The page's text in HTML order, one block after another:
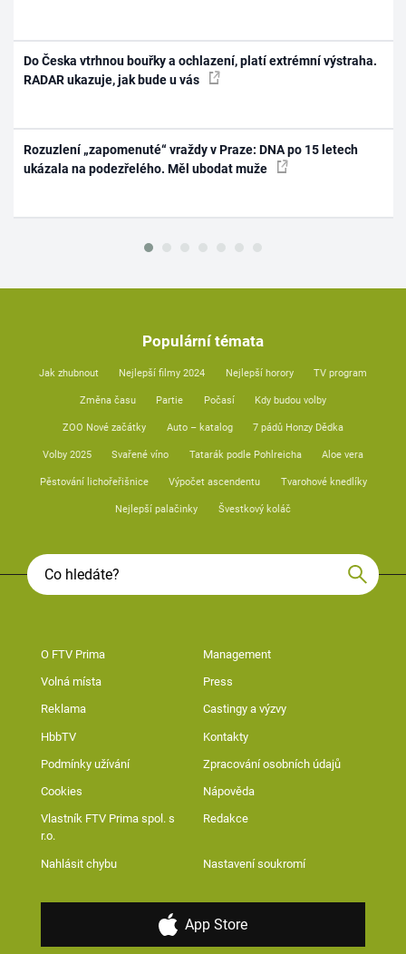
Do Česka vtrhnou bouřky a ochlazení, platí extrémní výstraha.
RADAR ukazuje, jak bude u vás
Rozuzlení „zapomenuté“ vraždy v Praze: DNA po 15 letech
ukázala na podezřelého. Měl ubodat muže
Populární témata
Jak zhubnout Nejlepší filmy 2024 Nejlepší horory TV program
Změna času Partie Počasí Kdy budou volby
ZOO Nové začátky Auto – katalog 7 pádů Honzy Dědka
Volby 2025 Svařené víno Tatarák podle Pohlreicha Aloe vera
Pěstování lichořeřišnice Výpočet ascendentu Tvarohové knedlíky
Nejlepší palačinky Švestkový koláč
O FTV Prima Management
Volná místa Press
Reklama Castingy a výzvy
HbbTV Kontakty
Podmínky užívání Zpracování osobních údajů
Cookies Nápověda
Vlastník FTV Prima spol. s
r.o.
Redakce
Nahlásit chybu Nastavení soukromí
App Store